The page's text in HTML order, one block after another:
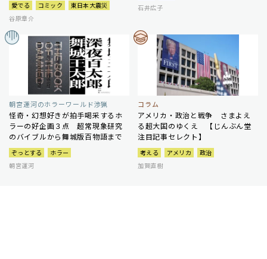
愛でる コミック
東日本大震災
谷原章介
石井広子
朝宮運河のホラーワールド渉猟
怪奇・幻想好きが拍手喝采するホ
ラーの好企画３点 超常現象研究
のバイブルから舞城版百物語まで
ぞっとする
ホラー
朝宮運河
コラム
アメリカ・政治と戦争 さまよえ
る超大国のゆくえ 【じんぶん堂
注目記事セレクト】
考える アメリカ
政治
加賀直樹